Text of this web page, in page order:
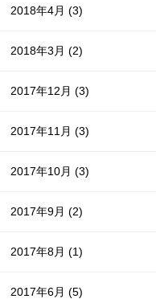
2018年4月(3)
2018年3月(2)
2017年12月(3)
2017年11月(3)
2017年10月(3)
2017年9月(2)
2017年8月(1)
2017年6月(5)